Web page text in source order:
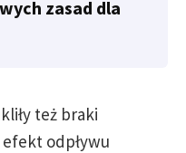
zasad dla
też braki
odpływu